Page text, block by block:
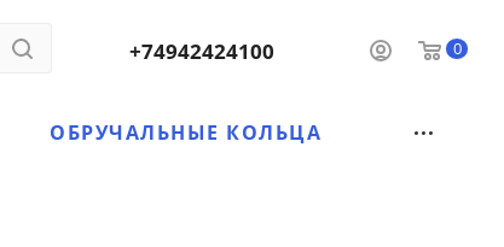
0
+74942424100
ОБРУЧАЛЬНЫЕ КОЛЬЦА